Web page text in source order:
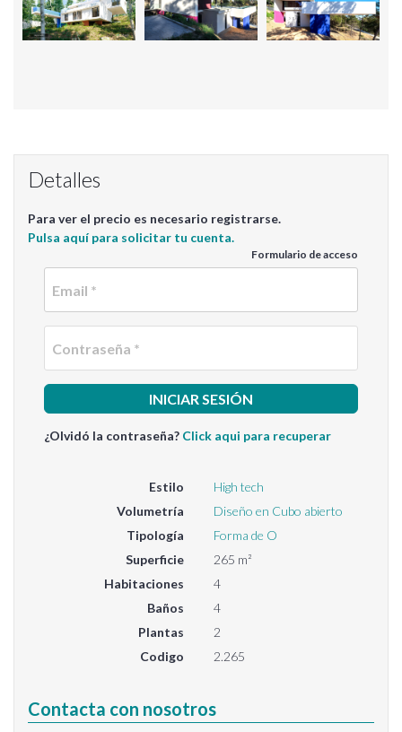
Detalles
Para ver el precio es necesario registrarse.
Pulsa aquí para solicitar tu cuenta.
Formulario de acceso
¿Olvidó la contraseña? Click aqui para recuperar
Estilo
High tech
Volumetría
Diseño en Cubo abierto
Tipología
Forma de O
Superficie
265 m²
Habitaciones
4
Baños
4
Plantas
2
Codigo
2.265
Contacta con nosotros